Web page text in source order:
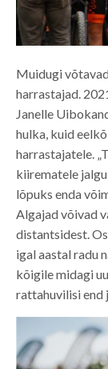
Muidugi
harrastajad.
Janelle
hulka, kuid
harrastajatele.
kiirematele
lõpuks enda
Algajad võivad
distantsidest.
igal aastal radu
kõigile midagi
rattahuvilisi end